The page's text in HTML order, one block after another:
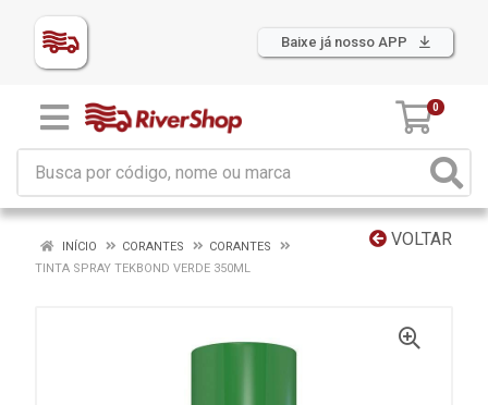
Baixe já nosso APP
0
VOLTAR
INÍCIO CORANTES
CORANTES
TINTA SPRAY TEKBOND VERDE 350ML